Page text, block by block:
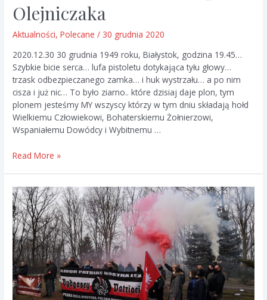
Olejniczaka
Aktualności,Polecane / 30 grudnia 2020
2020.12.30 30 grudnia 1949 roku, Białystok, godzina 19.45…
Szybkie bicie serca… lufa pistoletu dotykająca tyłu głowy…
trzask odbezpieczanego zamka… i huk wystrzału… a po nim
cisza i już nic… To było ziarno.. które dzisiaj daje plon, tym
plonem jesteśmy MY wszyscy którzy w tym dniu składają hołd
Wielkiemu Człowiekowi, Bohaterskiemu Żołnierzowi,
Wspaniałemu Dowódcy i Wybitnemu …
71
Burego
i
Olejniczaka
Read More »